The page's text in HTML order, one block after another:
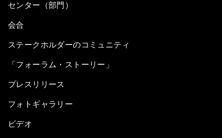
センター（部門）
会合
ステークホルダーのコミュニティ
「フォーラム・ストーリー」
プレスリリース
フォトギャラリー
ビデオ